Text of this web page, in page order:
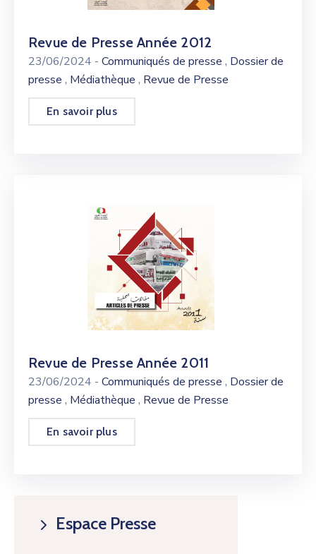
Espace Presse
Revue de Presse Année 2012
23/06/2024 - Communiqués de presse , Dossier de
presse , Médiathèque , Revue de Presse
En savoir plus
Revue de Presse Année 2011
23/06/2024 - Communiqués de presse , Dossier de
presse , Médiathèque , Revue de Presse
En savoir plus